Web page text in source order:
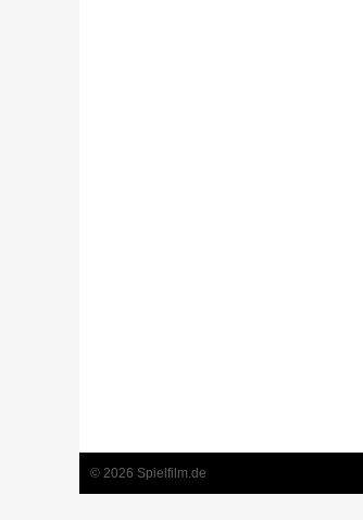
© 2026 Spielfilm.de